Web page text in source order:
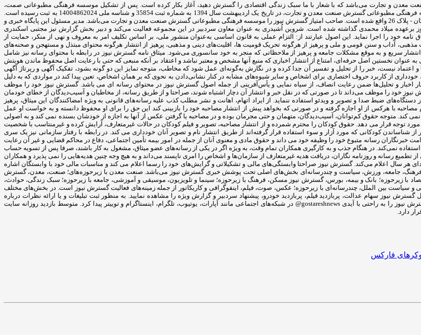
معدن و تجارت می‌باشد که با شعار با ما سبک زندگی اقتصادی را گسترش دهید، آغاز بکار کرده است. پس از تشکیل موسسه فرهنگی مطبوعاتی صمت،
تلاش‌های بسیاری جهت راه‌اندازی این خبرگزاری به صورت خصوصی صورت پذیرفت. مؤسسه فرهنگی مطبوعاتی گسترش صنعت معدن و تجارت، در تاریخ یک اردیبهشت سال 1394 به شماره ثبت 35854 و شناسه ملی 14004862024 به ثبت رسیده است.
دفتر مرکزی این موسسه در تهران- خیابان قایم مقام فراهانی- جنب کلینیک تهران- کوچه آزادگان - پلاک 26 واقع شده است. صاحب امتیاز گسترش نیوز را موسسه فرهنگی مطبوعاتی گسترش صنعت معدن و تجارت می‌باشد. مدیر مسئول این پایگاه خبری و
میلاد محمدی گذاشته شده است. شروین اُشیدری به عنوان معاون سردبیر در این مجموعه فعالیت می‌کند و دبیر بخش گزارش نیز مجتبی اسکندری
خود را اجرا نماید. این اصول عبارتند از: التزام عملی به قانون اساسی به‌عنوان منشور ملی، بر اساس تکلیف امر به‌ معروف و نهی از منکر، حمایت از
مذهبی، آداب و سنن قومی و ملی و ‌پرهیز از هرگونه تحریک قومیت ‌ها، اقلیت‌های دینی و مذهبی، پرهیز از انتشار هرگونه محتوای مبتذل و مستهجن و صحنه‌های
سریع و به‌ موقع مشکلات جامعه و پرهیز از ملاحظاتی که منجر به خود سانسوری می‌شود. میثاق نامه گسترش نیوز در رابطه با محتوای رسانه نیز شامل
نخستین اصل حرفه‌ای، امتناع از انتشار اخباری که منبع آنها مشخص و معتبر نباشد و اعتقاد بر آنکه منبعی که حتی با رعایت اصل محفوظ ماندن هویتش
اعتماد نیست، خبر را از تحلیل و تفسیر آن جدا کرده و در نگارش به‌گونه‌ای عمل شود که مخاطب، متوجه تمایز این دو گونه بشود، تفکیک آگهی و رپرتاژ آگهی
خودداری از کاربرد حروف اختصاری برای اشخاص و سایر شیوه‌های مشابه در کنار نشانی‌دادن به نحوی که بر همان اشخاص، تعین پیدا کند در مواردی که به دلیل
اخبار و تحلیل‌ها ضمن رعایت انصاف، از سیاه ‌نمایی و یأس‌آفرینی از جمله اصول گسترش نیوز در محتوای رسانه ای می باشد. گسترش نیوز خود را موظف
نیوز خود را موظف می‌داند تا در صورتی که در نقل خبر و انتشار آن دچار اشتباه شوند، صراحتا و از طریق رسانه، از مخاطبان و آسیب‌دیدگان از خطای خودمان
ضبط صدا و تصویر و ویدئو استفاده ننماید. از ایراد اتهام، اهانت و نشر مطلب کذب علیه رسانه‌های قانونی به ‌ویژه امضاکنندگان این میثاق، پرهیز
با هرکس از او اجازه گرفته و در صورتی که بخواهد پیش از انتشار مصاحبه خود را بازبینی کند این حق را برای او محفوظ دانسته و به خواست او عمل
متوجه حقوق کم‌توانان، آسیب‌دیدگان، متهمان و حتی مجرمان بوده و در مصاحبه یا گرفتن عکس از آنها به اجازه از خودشان بسنده نمی کند و به اصولی
توجه قرار می دهد. حقوق کودکان را محترم شمرده و از انتشار مصاحبه، تصویر و فیلم کودکان در حالات غیرمتعارف، آرایش کرده و غیرمنتاسب با شخصیت
کودکانی که مورد آزار و سوء استفاده قرار گرفته‌اند از طریق انتشار نام و تصویر آنان خودداری می کند. در رابطه با رفتار سازمانی نیز یک سری
رسانه متبوع خود را وظیفه خود می داند و حقوق مادی و معنوی آنان از جمله در امور بیمه تأمین اجتماعی، دفاع در محاکم قضایی و غیر آن رعایت
نمی‌کند. در هنگام جذب و به کارگیری همکاران تمام وقت، به ‌ویژه اگر در یکی از رسانه‌های عضو میثاق، مشغول به کار باشند، صرفا پس از تسویه‌ حساب
رسانه و روزنامه ‌نگاران، دریافت هدیه غیرمتعارف از سازمان‌ها و اشخاص را امری ناپسند می‌داند و به ‌هیچ ‌وجه چنین هدیه‌هایی را نمی پذیرد و همکاران
هر سال اعلام می‌کند. گسترش نیوز صراحتا وابستگی‌های مالی و تشکیلاتی و گرایش‌های خود را رسما اعلام می کند و مناسبات مالی خود با وابستگان اشاره
فرهنگ، جامعه، ورزش، سیاست و چندرسانه‌ای بخش‌های اصلی تحت پوشش خبری گسترش نیوز می‌باشد. صنعت معدن با زیرحوزه‌های؛ صنعت، معدن، گسترش
با زیرحوزه؛ بانک و بیمه، بورس، گسترش نیوز مسکن، فرهنگ با زیرحوزه؛ سینما و تلویزیون، موسیقی و آموزشی، جامعه با زیرحوزه؛ سبک زندگی، حوادث،
و سیاست بین الملل، چندرسانه‌ای با زیرحوزه؛ عکس، صوت، فیلم، اینفوگرافی و کاریکاتور از جمله زمینه‌های فعالیت گسترش نیوز است. در بخش‌های مختلف
نیوز سهام عدالت، پربازدید فیلم، پربازدید خودرو، پیشنهاد سردبیر و گزارش ویژه را مشاهده نمایید. به منظور ثبت تبلیغات و یا ارائه نظرات درباره
گسترش نیوز می‌توان از شماره تماس ۸۲۱۹۰ – ۰۲۱ داخلی ۲۱۴ استفاده نمود. همچنین گسترش نیوز را به راحتی با آیدی gostareshnews@ در شبکه‌های اجتماعی مانند آپارات، یوتیوب، تلگرام، اینستاگرام و توییتر پیدا کرد. متوسط بازدید روزانه سایت